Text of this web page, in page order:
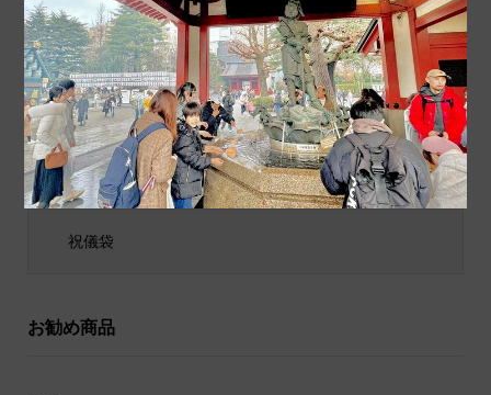
商品ジャンル
ポチ袋
和小物
祝儀袋
お勧め商品